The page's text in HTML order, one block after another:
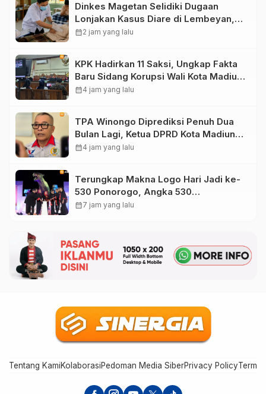
Dinkes Magetan Selidiki Dugaan
Lonjakan Kasus Diare di Lembeyan,
Lakukan Penyelidikan Epidemiologi
calendar_month2 jam yang lalu
KPK Hadirkan 11 Saksi, Ungkap Fakta
Baru Sidang Korupsi Wali Kota Madiun
Nonaktif Maidi
calendar_month4 jam yang lalu
TPA Winongo Diprediksi Penuh Dua
Bulan Lagi, Ketua DPRD Kota Madiun
Desak Pemkot Percepat Penanganan
calendar_month4 jam yang lalu
Terungkap Makna Logo Hari Jadi ke-
530 Ponorogo, Angka 530
Bertransformasi Jadi Sekar Kinanthi
calendar_month7 jam yang lalu
Tentang KamiKolaborasiPedoman Media SiberPrivacy PolicyTerms